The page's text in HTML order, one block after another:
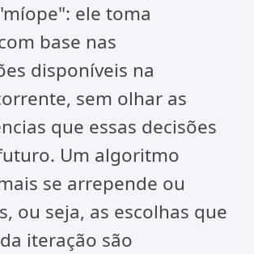
ele toma
base nas
disponíveis na
sem olhar as
que essas decisões
Um algoritmo
se arrepende ou
ou seja, as escolhas que
iteração são